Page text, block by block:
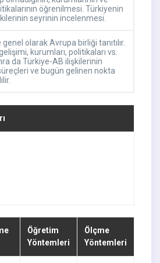
öğrenilmesi. Türkiyenin
seyrinin incelenmesi.
olarak Avrupa birliği tanıtılır.
kurumları, politikaları vs.
da Türkiye-AB ilişkilerinin
ve bugün gelinen nokta
Öğretim
Yöntemleri
Ölçme
Yöntemleri